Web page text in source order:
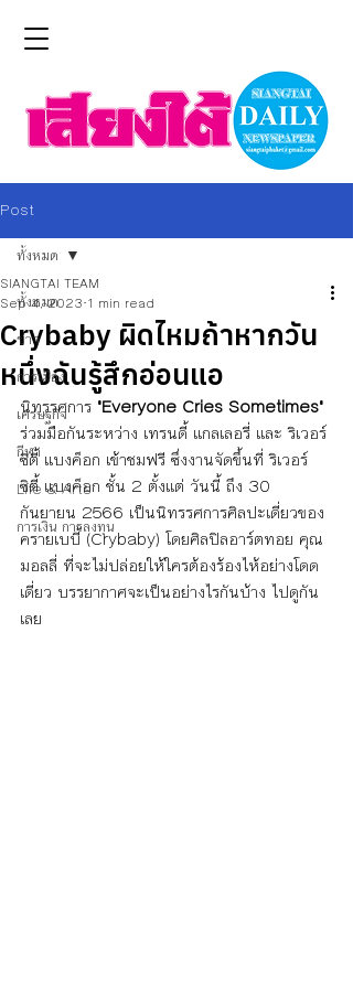
Post
ทั้งหมด
ข่าว
การเมือง
เศรษฐกิจ
กีฬา
Life & Arts
การเงิน การลงทุน
ทั้งหมด
Crybaby ผิดไหมถ้าหากวัน
หนึ่งฉันรู้สึกอ่อนแอ
SIANGTAI TEAM
Sep 4, 2023 1 min read
นิทรรศการ "Everyone Cries Sometimes"
ร่วมมือกันระหว่าง เทรนดี้ แกลเลอรี่ และ ริเวอร์
ซิตี้ แบงค็อก เข้าชมฟรี ซึ่งงานจัดขึ้นที่ ริเวอร์
ซิตี้ แบงค็อก ชั้น 2 ตั้งแต่ วันนี้ ถึง 30
กันยายน 2566 เป็นนิทรรศการศิลปะเดี่ยวของ
ครายเบบี้ (Crybaby) โดยศิลปิลอาร์ตทอย คุณ
มอลลี่ ที่จะไม่ปล่อยให้ใครต้องร้องไห้อย่างโดด
เดี่ยว บรรยากาศจะเป็นอย่างไรกันบ้าง ไปดูกัน
เลย